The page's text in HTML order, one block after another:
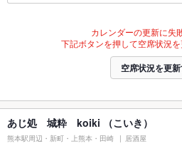
カレンダーの更新に失
下記ボタンを押して空席状況を
空席状況を更
あじ処 城粋 koiki （こいき）
熊本駅周辺・新町・上熊本・田崎 居酒屋